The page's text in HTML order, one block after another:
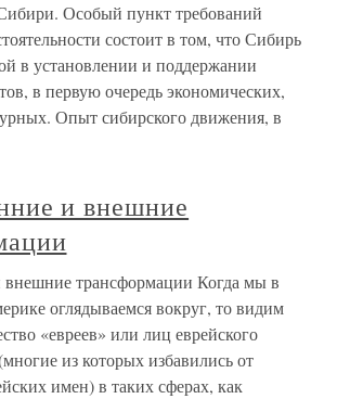
Особый пункт требований
состоит в том, что Сибирь
в установлении и поддержании
в первую очередь экономических,
Опыт сибирского движения, в
и внешние
трансформации Когда мы в
оглядываемся вокруг, то видим
«евреев» или лиц еврейского
из которых избавились от
имен) в таких сферах, как